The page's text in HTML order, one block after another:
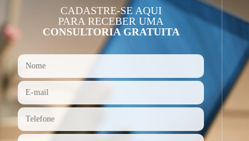
CADASTRE-SE AQUI
PARA RECEBER UMA
CONSULTORIA GRATUITA